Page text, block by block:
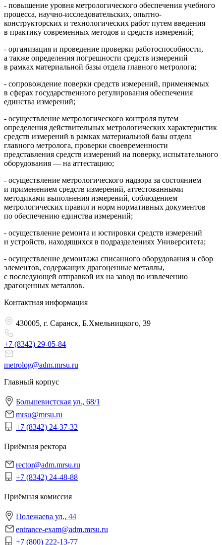
- повышение уровня метрологического обеспечения учебного
процесса, научно-исследовательских, опытно-
конструкторских и технологических работ путем введения
в практику современных методов и средств измерений;
- организация и проведение проверки работоспособности,
а также определения погрешности средств измерений
в рамках материальной базы отдела главного метролога;
- сопровождение поверки средств измерений, применяемых
в сферах государственного регулирования обеспечения
единства измерений;
- осуществление метрологического контроля путем
определения действительных метрологических характеристик
средств измерений в рамках материальной базы отдела
главного метролога, проверки своевременности
представления средств измерений на поверку, испытательного
оборудования — на аттестацию;
- осуществление метрологического надзора за состоянием
и применением средств измерений, аттестованными
методиками выполнения измерений, соблюдением
метрологических правил и норм нормативных документов
по обеспечению единства измерений;
- осуществление ремонта и юстировки средств измерений
и устройств, находящихся в подразделениях Университета;
- осуществление демонтажа списанного оборудования и сбор
элементов, содержащих драгоценные металлы,
с последующей отправкой их на завод по извлечению
драгоценных металлов.
Контактная информация
430005, г. Саранск, Б.Хмельницкого, 39
+7 (8342) 29-05-84
metrolog@adm.mrsu.ru
Главный корпус
Большевистская ул., 68/1
mrsu@mrsu.ru
+7 (8342) 24-37-32
Приёмная ректора
rector@adm.mrsu.ru
+7 (8342) 24-48-88
Приёмная комиссия
Полежаева ул., 44
entrance-exam@adm.mrsu.ru
+7 (800) 222-13-77